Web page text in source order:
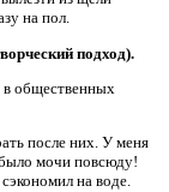
на пол.
подход).
в общественных
после них. У меня
мочи повсюду!
на воде.